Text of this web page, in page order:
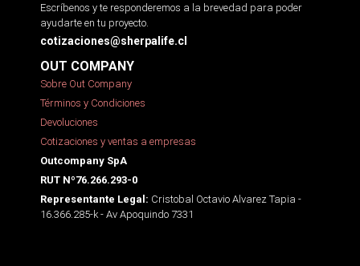
Escríbenos y te responderemos a la brevedad para poder
ayudarte en tu proyecto.
cotizaciones@sherpalife.cl
OUT COMPANY
Sobre Out Company
Términos y Condiciones
Devoluciones
Cotizaciones y ventas a empresas
Outcompany SpA
RUT Nº76.266.293-0
Representante Legal: Cristobal Octavio Alvarez Tapia -
16.366.285-k - Av Apoquindo 7331